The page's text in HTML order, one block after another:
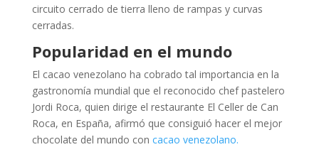
circuito cerrado de tierra lleno de rampas y curvas
cerradas.
Popularidad en el mundo
El cacao venezolano ha cobrado tal importancia en la
gastronomía mundial que el reconocido chef pastelero
Jordi Roca, quien dirige el restaurante El Celler de Can
Roca, en España, afirmó que consiguió hacer el mejor
chocolate del mundo con cacao venezolano.